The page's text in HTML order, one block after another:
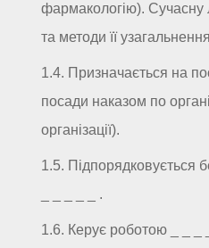
фармакологію). Сучасну
та методи її
1.4. Призначається на
посади наказом по
організації).
1.5. Підпорядковується
_ _ _ _ _ .
1.6. Керує роботою _ _ _